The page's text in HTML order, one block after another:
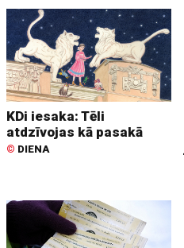
KDi iesaka: Tēli
atdzīvojas kā pasakā
© DIENA